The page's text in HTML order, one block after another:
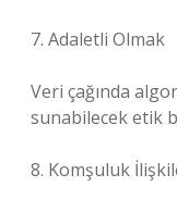
7. Adaletli Olmak
Veri çağında
sunabilecek etik
8. Komşuluk